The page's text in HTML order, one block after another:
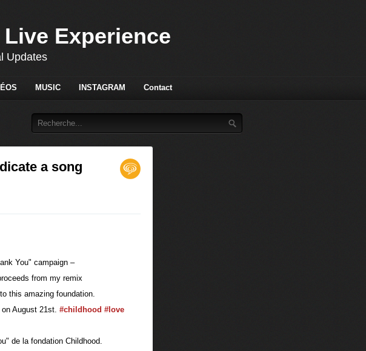
Experience
Updates
MUSIC INSTAGRAM Contact
a song
You" campaign –
from my remix
this amazing foundation.
August 21st. ‎#childhood ‎#love
de la fondation Childhood.